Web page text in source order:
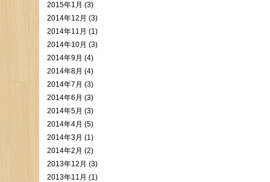
2015年1月 (3)
2014年12月 (3)
2014年11月 (1)
2014年10月 (3)
2014年9月 (4)
2014年8月 (4)
2014年7月 (3)
2014年6月 (3)
2014年5月 (3)
2014年4月 (5)
2014年3月 (1)
2014年2月 (2)
2013年12月 (3)
2013年11月 (1)